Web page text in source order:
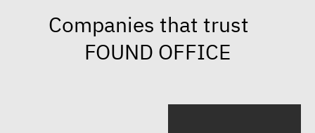
Companies that trust
FOUND OFFICE